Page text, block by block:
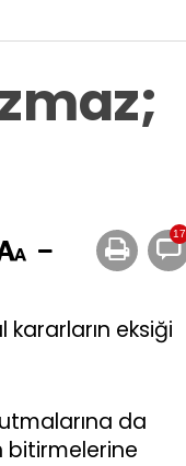
17
kararların eksiği
da
bitirmelerine